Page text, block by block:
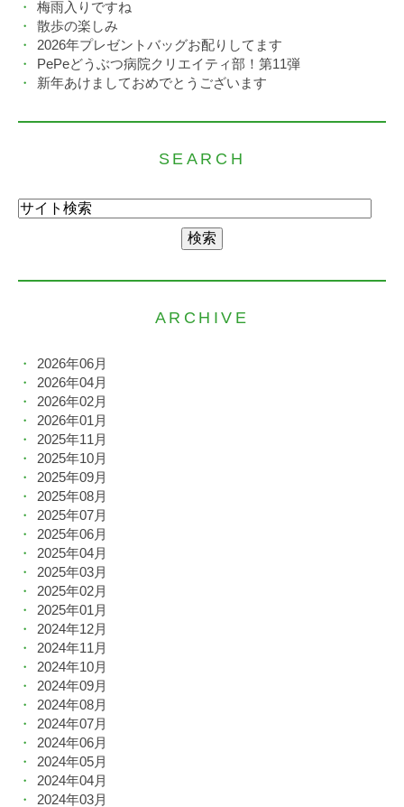
梅雨入りですね
散歩の楽しみ
2026年プレゼントバッグお配りしてます
PePeどうぶつ病院クリエイティ部！第11弾
新年あけましておめでとうございます
SEARCH
ARCHIVE
2026年06月
2026年04月
2026年02月
2026年01月
2025年11月
2025年10月
2025年09月
2025年08月
2025年07月
2025年06月
2025年04月
2025年03月
2025年02月
2025年01月
2024年12月
2024年11月
2024年10月
2024年09月
2024年08月
2024年07月
2024年06月
2024年05月
2024年04月
2024年03月